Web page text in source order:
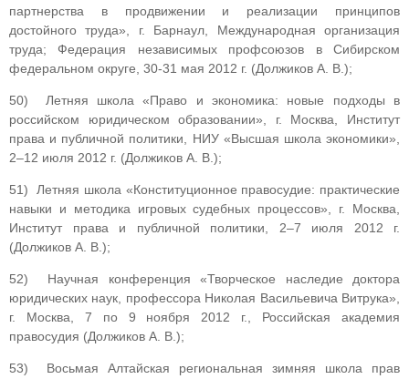
партнерства в продвижении и реализации принципов
достойного труда», г. Барнаул, Международная организация
труда; Федерация независимых профсоюзов в Сибирском
федеральном округе, 30-31 мая 2012 г. (Должиков А. В.);
50) Летняя школа «Право и экономика: новые подходы в
российском юридическом образовании», г. Москва, Институт
права и публичной политики, НИУ «Высшая школа экономики»,
2–12 июля 2012 г. (Должиков А. В.);
51) Летняя школа «Конституционное правосудие: практические
навыки и методика игровых судебных процессов», г. Москва,
Институт права и публичной политики, 2–7 июля 2012 г.
(Должиков А. В.);
52) Научная конференция «Творческое наследие доктора
юридических наук, профессора Николая Васильевича Витрука»,
г. Москва, 7 по 9 ноября 2012 г., Российская академия
правосудия (Должиков А. В.);
53) Восьмая Алтайская региональная зимняя школа прав